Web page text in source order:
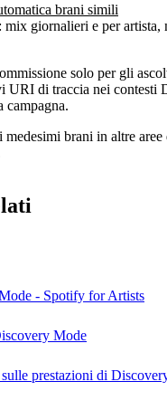
brani simili
: mix giornalieri e per artista,
solo per gli
URI di traccia nei contesti
campagna.
brani in altre
- Spotify for Artists
Mode
prestazioni di